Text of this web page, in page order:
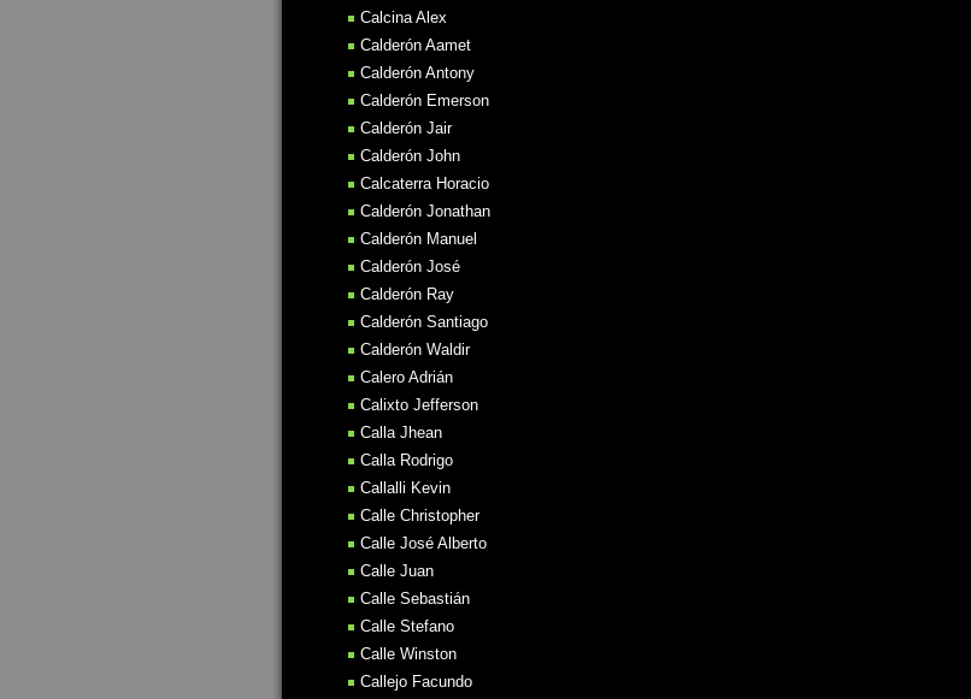
Calcina Alex
Calderón Aamet
Calderón Antony
Calderón Emerson
Calderón Jair
Calderón John
Calcaterra Horacio
Calderón Jonathan
Calderón Manuel
Calderón José
Calderón Ray
Calderón Santiago
Calderón Waldir
Calero Adrián
Calixto Jefferson
Calla Jhean
Calla Rodrigo
Callalli Kevin
Calle Christopher
Calle José Alberto
Calle Juan
Calle Sebastián
Calle Stefano
Calle Winston
Callejo Facundo